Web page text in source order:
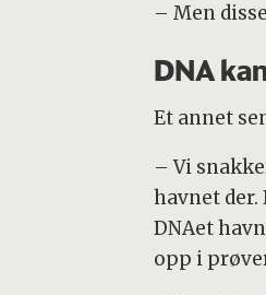
– Men
DNA
Et annet
– Vi
havnet
DNAet
opp i